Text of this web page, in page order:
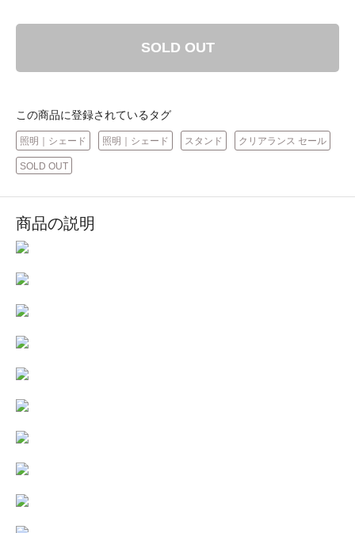
SOLD OUT
この商品に登録されているタグ
照明｜シェード 照明｜シェード スタンド クリアランス セール
SOLD OUT
商品の説明